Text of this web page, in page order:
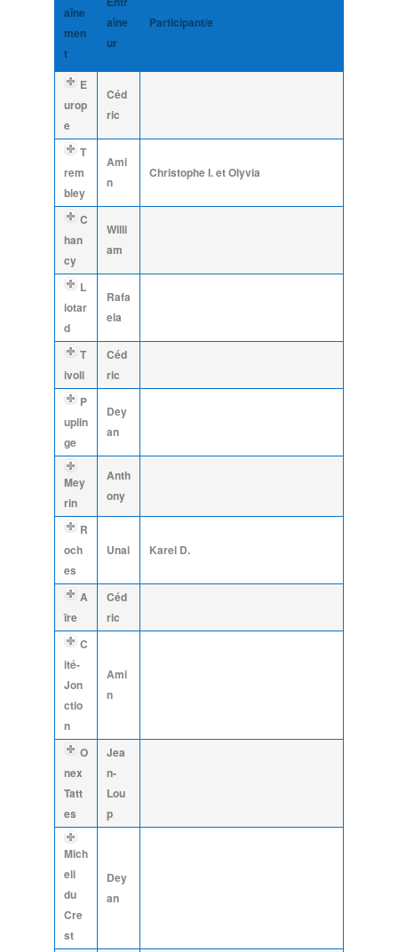
aîne
men
t
aîne
ur
Participant/e
E
urop
e
Céd
ric
T
rem
bley
Ami
n
Christophe I. et Olyvia
C
han
cy
Willi
am
L
iotar
d
Rafa
ela
T
ivoli
Céd
ric
P
uplin
ge
Dey
an
Mey
rin
Anth
ony
R
och
es
Unai Karel D.
A
ïre
Céd
ric
C
ité-
Jon
ctio
n
Ami
n
O
nex
Tatt
es
Jea
n-
Lou
p
Mich
eli
du
Cre
st
Dey
an